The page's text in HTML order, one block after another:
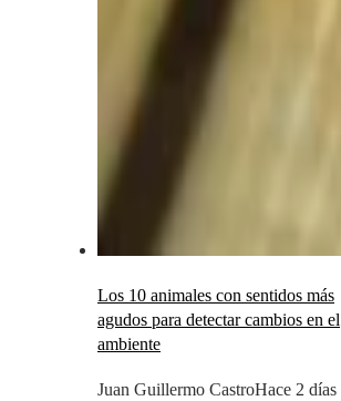
Los 10 animales con sentidos más
agudos para detectar cambios en el
ambiente
Juan Guillermo CastroHace 2 días